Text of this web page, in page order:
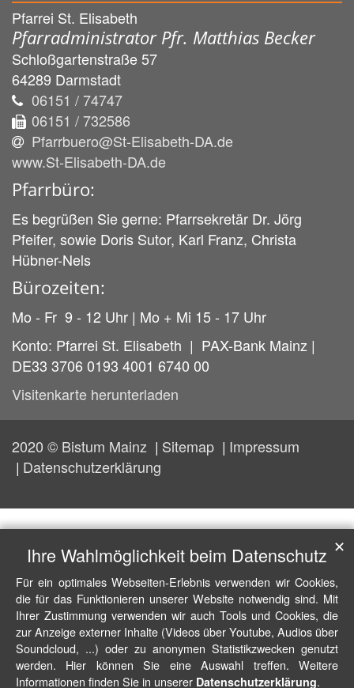
Pfarrei St. Elisabeth
Pfarradministrator Pfr. Matthias Becker
Schloßgartenstraße 57
64289 Darmstadt
06151 / 74747
06151 / 732586
Pfarrbuero@St-Elisabeth-DA.de
www.St-Elisabeth-DA.de
Pfarrbüro:
Es begrüßen Sie gerne: Pfarrsekretär Dr. Jörg
Pfeifer, sowie Doris Sutor, Karl Franz, Christa
Hübner-Nels
Bürozeiten:
Mo - Fr 9 - 12 Uhr | Mo + Mi 15 - 17 Uhr
Konto: Pfarrei St. Elisabeth | PAX-Bank Mainz |
DE33 3706 0193 4001 6740 00
Visitenkarte herunterladen
2020 © Bistum Mainz Sitemap
Impressum
Datenschutzerklärung
Ihre Wahlmöglichkeit beim Datenschutz
Für ein optimales Webseiten-Erlebnis verwenden wir Cookies,
die für das Funktionieren unserer Website notwendig sind. Mit
Ihrer Zustimmung verwenden wir auch Tools und Cookies, die
zur Anzeige externer Inhalte (Videos über Youtube, Audios über
Soundcloud, ...) oder zu anonymen Statistikzwecken genutzt
werden. Hier können Sie eine Auswahl treffen. Weitere
Informationen finden Sie in unserer Datenschutzerklärung.
✕